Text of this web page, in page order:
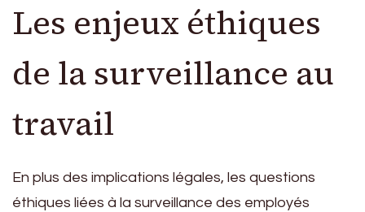
Les enjeux éthiques
de la surveillance au
travail
En plus des implications légales, les questions
éthiques liées à la surveillance des employés